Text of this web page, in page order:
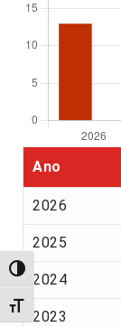
Alternar alto
Alternar tamanho
Ano
2026
2025
2024
2023